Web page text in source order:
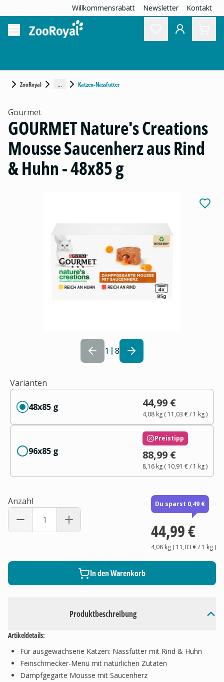
Willkommensrabatt Newsletter Kontakt
ZooRoyal ... Katzen-Nassfutter
1 8
Produktbeschreibung
Artikeldetails:
Für ausgewachsene Katzen: Nassfutter mit Rind & Huhn
Feinschmecker-Menü mit natürlichen Zutaten
Dampfgegarte Mousse mit Saucenherz
Gourmet
GOURMET Nature's Creations
Mousse Saucenherz aus Rind
& Huhn - 48x85 g
Varianten
48x85 g 44,99 €
4,08 kg( 11,03 €/ 1 kg)
96x85 g
Preistipp
88,99 €
8,16 kg( 10,91 €/ 1 kg)
Anzahl Du sparst 0,49 €
44,99 €
4,08 kg( 11,03 €/ 1 kg)
In den Warenkorb